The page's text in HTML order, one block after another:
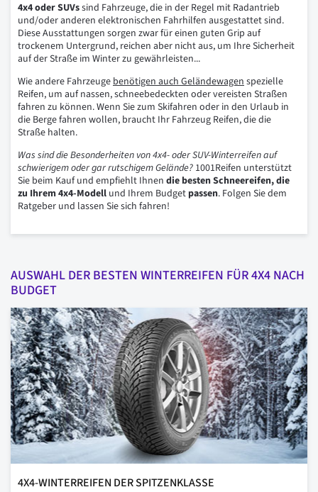
4x4 oder SUVssind Fahrzeuge, die in der Regel mit Radantrieb
und/oder anderen elektronischen Fahrhilfen ausgestattet sind.
Diese Ausstattungen sorgen zwar für einen guten Grip auf
trockenem Untergrund, reichen aber nicht aus, um Ihre Sicherheit
auf der Straße im Winter zu gewährleisten...
Wie andere Fahrzeugebenötigen auch Geländewagenspezielle
Reifen, um auf nassen, schneebedeckten oder vereisten Straßen
fahren zu können. Wenn Sie zum Skifahren oder in den Urlaub in
die Berge fahren wollen, braucht Ihr Fahrzeug Reifen, die die
Straße halten.
Was sind die Besonderheiten von 4x4- oder SUV-Winterreifen auf
schwierigem oder gar rutschigem Gelände? 1001Reifen unterstützt
Sie beim Kauf und empfiehlt Ihnen die besten Schneereifen, die
zu Ihrem 4x4-Modell und Ihrem Budget passen. Folgen Sie dem
Ratgeber und lassen Sie sich fahren!
AUSWAHL DER BESTEN WINTERREIFEN FÜR 4X4 NACH
BUDGET
4X4-WINTERREIFEN DER SPITZENKLASSE